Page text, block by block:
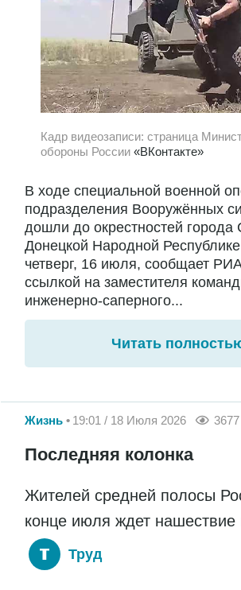
Кадр видеозаписи: страница
обороны России «ВКонтакте»
В ходе специальной военной
подразделения Вооружённых
дошли до окрестностей города
Донецкой Народной
четверг, 16 июля, сообщает
ссылкой на заместителя
инженерно-саперного...
Читать
Жизнь 19:01 / 18 Июля 2026 3677
Последняя колонка
Жителей средней полосы
конце июля ждет нашествие
Труд